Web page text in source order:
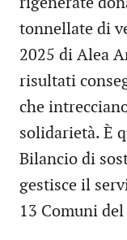
tonnellate di
2025 di Alea
risultati
che
solidarietà. È
Bilancio di
gestisce il
13 Comuni